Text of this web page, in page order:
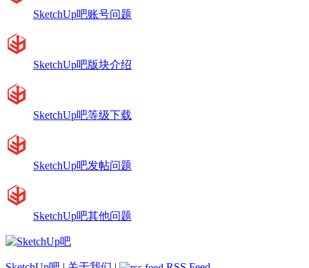
SketchUp吧账号问题
SketchUp吧版块介绍
SketchUp吧等级下载
SketchUp吧发帖问题
SketchUp吧其他问题